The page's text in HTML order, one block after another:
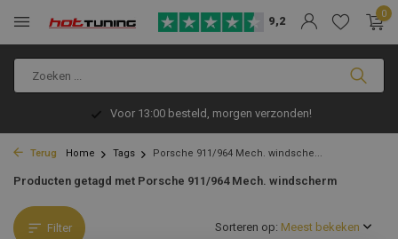
9,2
0
Voor 13:00 besteld, morgen verzonden!
Terug Home Tags Porsche 911/964 Mech. windsche...
Producten getagd met Porsche 911/964 Mech. windscherm
Filter Sorteren op: